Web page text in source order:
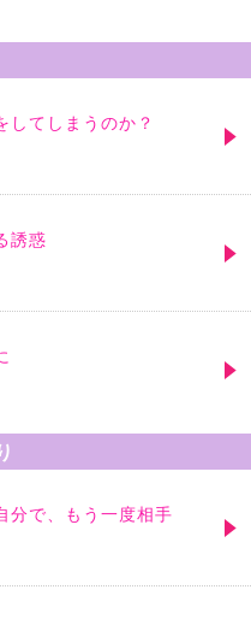
してしまうのか？
誘惑
で、もう一度相手